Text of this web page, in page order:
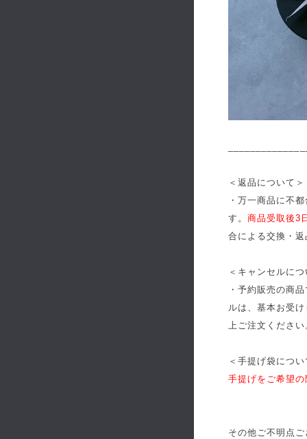
＜返品について＞
・万一商品に不
す。商品受取後3
合による交換・
＜キャンセルに
・予約販売の商
ルは、基本お受
上ご注文くださ
＜手提げ袋につ
手提げをご希望の
その他ご不明点